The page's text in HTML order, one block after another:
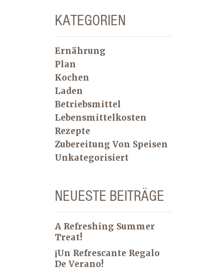
KATEGORIEN
Ernährung
Plan
Kochen
Laden
Betriebsmittel
Lebensmittelkosten
Rezepte
Zubereitung Von Speisen
Unkategorisiert
NEUESTE BEITRÄGE
A Refreshing Summer
Treat!
¡Un Refrescante Regalo
De Verano!